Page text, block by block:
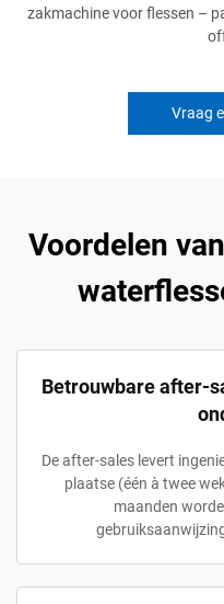
zakmachine voor flessen –
Vraag
Voordelen
Betrouwbare after-
De after-sales levert
plaatse (één à twee
maanden